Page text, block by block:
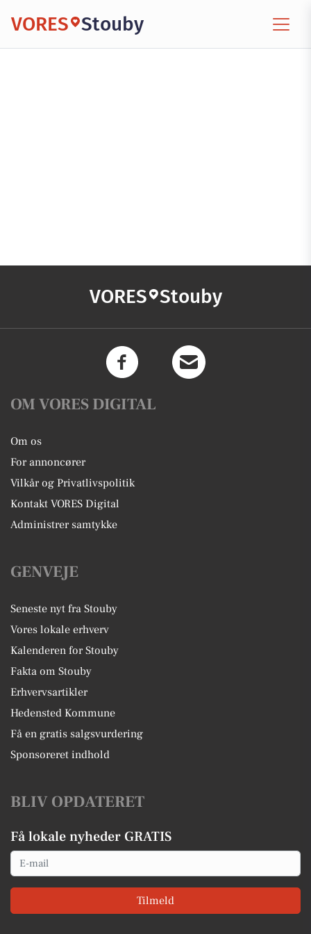
VORES Stouby
VORES Stouby
OM VORES DIGITAL
Om os
For annoncører
Vilkår og Privatlivspolitik
Kontakt VORES Digital
Administrer samtykke
GENVEJE
Seneste nyt fra Stouby
Vores lokale erhverv
Kalenderen for Stouby
Fakta om Stouby
Erhvervsartikler
Hedensted Kommune
Få en gratis salgsvurdering
Sponsoreret indhold
BLIV OPDATERET
Få lokale nyheder GRATIS
Email
Tilmeld